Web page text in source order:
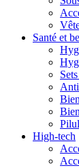
Santé et
High-tech